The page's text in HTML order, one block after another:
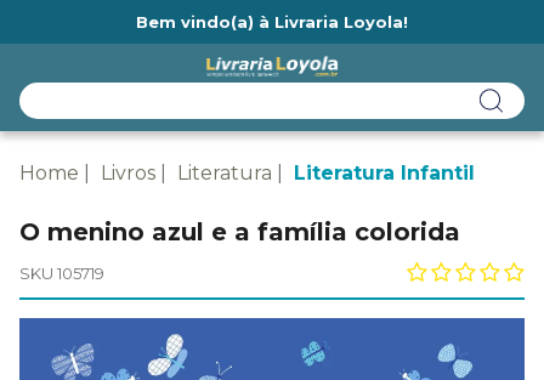
Bem vindo(a) à Livraria Loyola!
Home Livros Literatura Literatura Infantil
O menino azul e a família colorida
SKU 105719